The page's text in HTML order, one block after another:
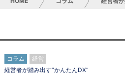
コラム 経営
経営者が踏み出す”かんたんDX”